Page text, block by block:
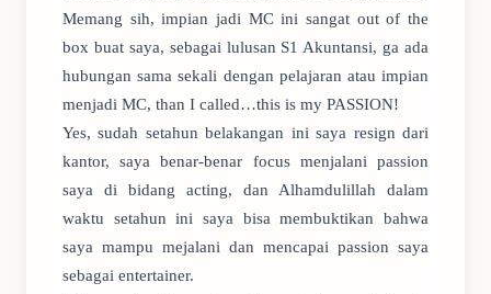
Memang sih, impian jadi MC ini sangat out of the
box buat saya, sebagai lulusan S1 Akuntansi, ga ada
hubungan sama sekali dengan pelajaran atau impian
menjadi MC, than I called…this is my PASSION!
Yes, sudah setahun belakangan ini saya resign dari
kantor, saya benar-benar focus menjalani passion
saya di bidang acting, dan Alhamdulillah dalam
waktu setahun ini saya bisa membuktikan bahwa
saya mampu mejalani dan mencapai passion saya
sebagai entertainer.